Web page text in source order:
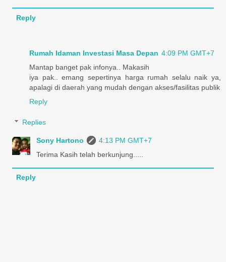
Reply
Rumah Idaman Investasi Masa Depan 4:09 PM GMT+7
Mantap banget pak infonya.. Makasih
iya pak.. emang sepertinya harga rumah selalu naik ya,
apalagi di daerah yang mudah dengan akses/fasilitas publik
Reply
Replies
Sony Hartono
4:13 PM GMT+7
Terima Kasih telah berkunjung.....
Reply